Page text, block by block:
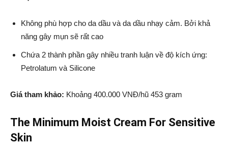
Không phù hợp cho da dầu và da dầu nhạy cảm. Bởi khả
năng gây mụn sẽ rất cao
Chứa 2 thành phần gây nhiều tranh luận về độ kích ứng:
Petrolatum và Silicone
Giá tham khảo: Khoảng 400.000 VNĐ/hũ 453 gram
The Minimum Moist Cream For Sensitive
Skin